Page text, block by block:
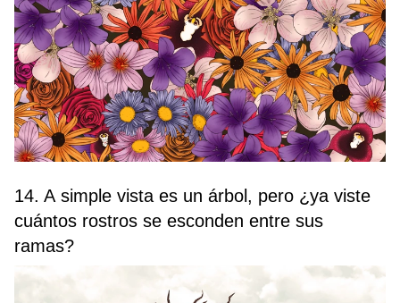
14. A simple vista es un árbol, pero ¿ya viste
cuántos rostros se esconden entre sus
ramas?